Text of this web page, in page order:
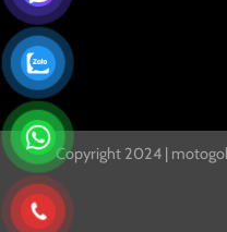
Copyright 2024 |